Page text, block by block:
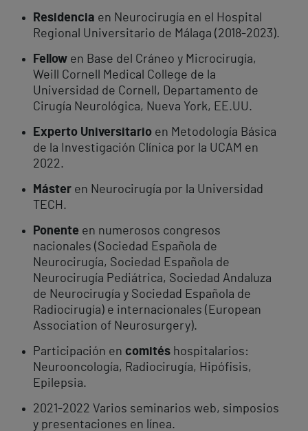
Residencia en Neurocirugía en el Hospital
Regional Universitario de Málaga (2018-2023).
Fellow en Base del Cráneo y Microcirugía,
Weill Cornell Medical College de la
Universidad de Cornell, Departamento de
Cirugía Neurológica, Nueva York, EE.UU.
Experto Universitario en Metodología Básica
de la Investigación Clínica por la UCAM en
2022.
Máster en Neurocirugía por la Universidad
TECH.
Ponente en numerosos congresos
nacionales (Sociedad Española de
Neurocirugía, Sociedad Española de
Neurocirugía Pediátrica, Sociedad Andaluza
de Neurocirugía y Sociedad Española de
Radiocirugía) e internacionales (European
Association of Neurosurgery).
Participación en comités hospitalarios:
Neurooncología, Radiocirugía, Hipófisis,
Epilepsia.
2021-2022 Varios seminarios web, simposios
y presentaciones en línea.